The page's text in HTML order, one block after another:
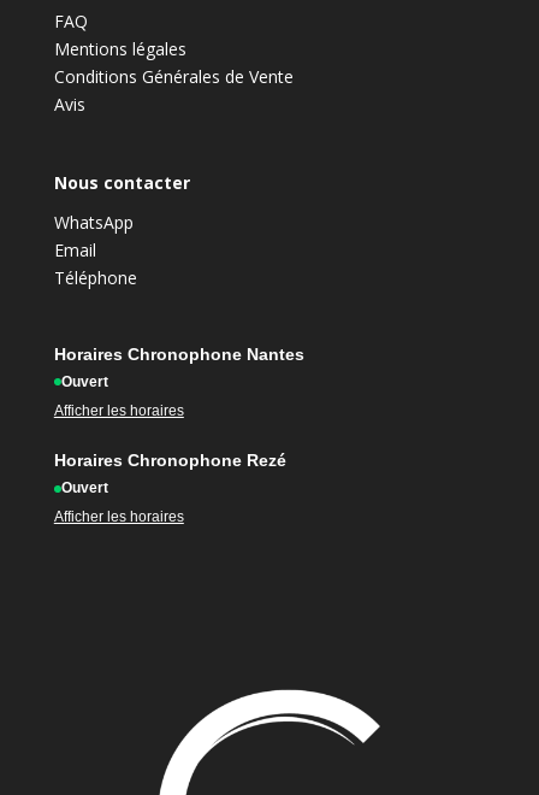
FAQ
Mentions légales
Conditions Générales de Vente
Avis
Nous contacter
WhatsApp
Email
Téléphone
Horaires Chronophone Nantes
Ouvert
Afficher les horaires
Horaires Chronophone Rezé
Ouvert
Afficher les horaires